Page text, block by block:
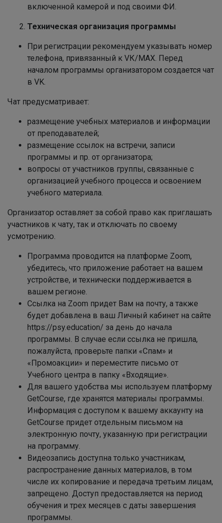
включенной камерой и под своими ФИ.
Техническая организация программы
При регистрации рекомендуем указывать номер
телефона, привязанный к VК/MAX. Перед
началом программы организатором создается чат
в VK.
Чат предусматривает:
размещение учебных материалов и информации
от преподавателей;
размещение ссылок на встречи, записи
программы и пр. от организатора;
вопросы от участников группы, связанные с
организацией учебного процесса и освоением
учебного материала.
Организатор оставляет за собой право как приглашать
участников к чату, так и отключать по своему
усмотрению.
Программа проводится на платформе Zoom,
убедитесь, что приложение работает на вашем
устройстве, и технически поддерживается в
вашем регионе.
Ссылка на Zoom придет Вам на почту, а также
будет добавлена в ваш Личный кабинет на сайте
https://psy.education/ за день до начала
программы. В случае если ссылка не пришла,
пожалуйста, проверьте папки «Спам» и
«Промоакции» и переместите письмо от
Учебного центра в папку «Входящие».
Для вашего удобства мы используем платформу
GetCourse, где хранятся материалы программы.
Информация с доступом к вашему аккаунту на
GetCourse придет отдельным письмом на
электронную почту, указанную при регистрации
на программу.
Видеозапись доступна только участникам,
распространение данных материалов, в том
числе их копирование и передача третьим лицам,
запрещено. Доступ предоставляется на период
обучения и трех месяцев с даты завершения
программы.